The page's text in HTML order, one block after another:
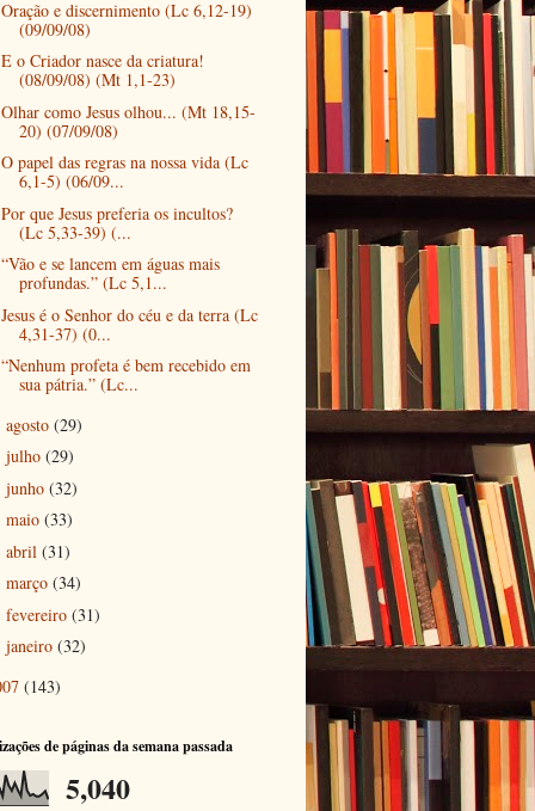
Oração e discernimento (Lc 6,12-19)
(09/09/08)
E o Criador nasce da criatura!
(08/09/08) (Mt 1,1-23)
Olhar como Jesus olhou... (Mt 18,15-
20) (07/09/08)
O papel das regras na nossa vida (Lc
6,1-5) (06/09...
Por que Jesus preferia os incultos?
(Lc 5,33-39) (...
“Vão e se lancem em águas mais
profundas.” (Lc 5,1...
Jesus é o Senhor do céu e da terra (Lc
4,31-37) (0...
“Nenhum profeta é bem recebido em
sua pátria.” (Lc...
agosto (29)
julho (29)
junho (32)
maio (33)
abril (31)
março (34)
fevereiro (31)
janeiro (32)
(143)
de páginas da semana passada
5,040